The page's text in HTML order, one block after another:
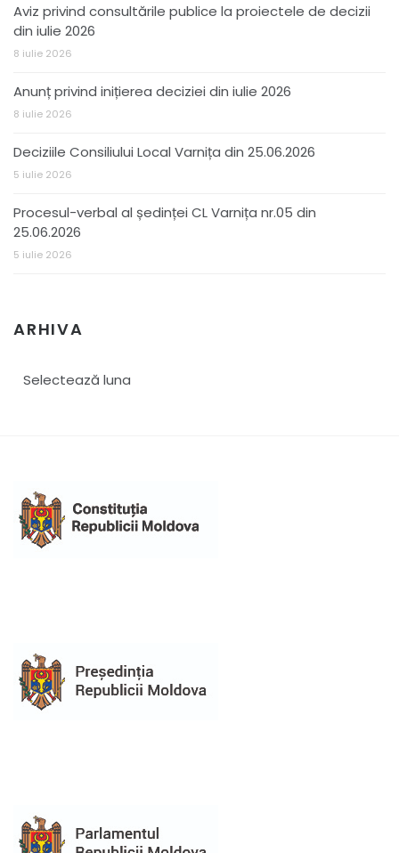
Aviz privind consultările publice la proiectele de decizii
din iulie 2026
8 iulie 2026
Anunț privind inițierea deciziei din iulie 2026
8 iulie 2026
Deciziile Consiliului Local Varnița din 25.06.2026
5 iulie 2026
Procesul-verbal al ședinței CL Varnița nr.05 din
25.06.2026
5 iulie 2026
ARHIVA